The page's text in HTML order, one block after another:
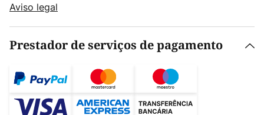
Aviso legal
Prestador de serviços de pagamento